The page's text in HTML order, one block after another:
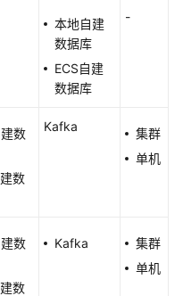
本地自建
数据库
ECS自建
数据库
-
数
数
Kafka
集群
单机
数
数
Kafka
集群
单机